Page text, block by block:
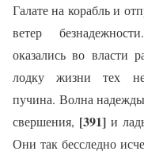
Галате на корабль и
ветер
оказались во власти
лодку жизни тех
пучина. Волна надежды
свершения, [391]и
Они так бесследно